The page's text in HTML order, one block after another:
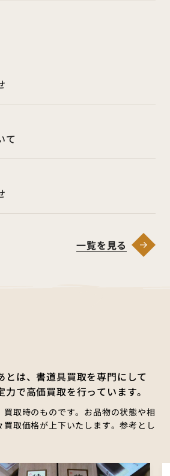
て
一覧を見る
とは、書道具買取を専門にして
で高価買取を行っています。
買取時のものです。お品物の状態や相
買取価格が上下いたします。参考とし